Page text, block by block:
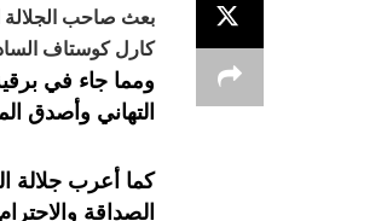
بعث صاحب الجلالة
كارل كوستاف
ومما جاء في
التهاني وأصدق
كما أعرب جلالة
الصداقة